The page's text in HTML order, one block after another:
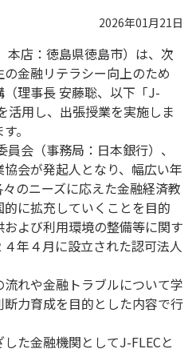
2026年01月21日
本店：徳島県徳島市）は、次
金融リテラシー向上のため
理事長 安藤聡、以下「J-
活用し、出張授業を実施しま
。
会（事務局：日本銀行）、
会が発起人となり、幅広い年
のニーズに応えた金融経済教
に拡充していくことを目的
よび利用環境の整備等に関す
年４月に設立された認可法人
れや金融トラブルについて学
力育成を目的とした内容で行
た金融機関としてJ-FLECと